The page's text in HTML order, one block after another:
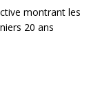
montrant les
20 ans